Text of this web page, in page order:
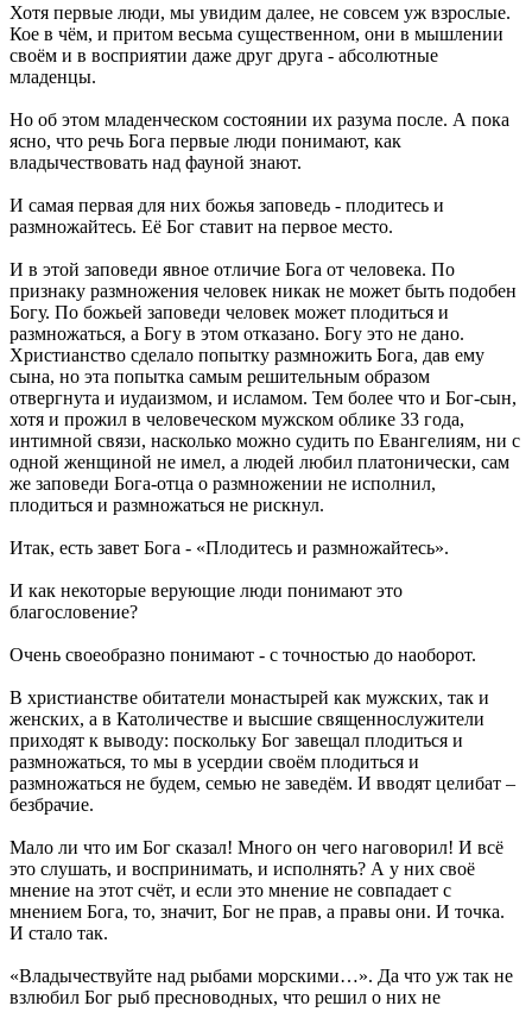
Хотя первые люди, мы увидим далее, не совсем уж взрослые.
Кое в чём, и притом весьма существенном, они в мышлении
своём и в восприятии даже друг друга - абсолютные
младенцы.
Но об этом младенческом состоянии их разума после. А пока
ясно, что речь Бога первые люди понимают, как
владычествовать над фауной знают.
И самая первая для них божья заповедь - плодитесь и
размножайтесь. Её Бог ставит на первое место.
И в этой заповеди явное отличие Бога от человека. По
признаку размножения человек никак не может быть подобен
Богу. По божьей заповеди человек может плодиться и
размножаться, а Богу в этом отказано. Богу это не дано.
Христианство сделало попытку размножить Бога, дав ему
сына, но эта попытка самым решительным образом
отвергнута и иудаизмом, и исламом. Тем более что и Бог-сын,
хотя и прожил в человеческом мужском облике 33 года,
интимной связи, насколько можно судить по Евангелиям, ни с
одной женщиной не имел, а людей любил платонически, сам
же заповеди Бога-отца о размножении не исполнил,
плодиться и размножаться не рискнул.
Итак, есть завет Бога - «Плодитесь и размножайтесь».
И как некоторые верующие люди понимают это
благословение?
Очень своеобразно понимают - с точностью до наоборот.
В христианстве обитатели монастырей как мужских, так и
женских, а в Католичестве и высшие священнослужители
приходят к выводу: поскольку Бог завещал плодиться и
размножаться, то мы в усердии своём плодиться и
размножаться не будем, семью не заведём. И вводят целибат –
безбрачие.
Мало ли что им Бог сказал! Много он чего наговорил! И всё
это слушать, и воспринимать, и исполнять? А у них своё
мнение на этот счёт, и если это мнение не совпадает с
мнением Бога, то, значит, Бог не прав, а правы они. И точка.
И стало так.
«Владычествуйте над рыбами морскими…». Да что уж так не
взлюбил Бог рыб пресноводных, что решил о них не